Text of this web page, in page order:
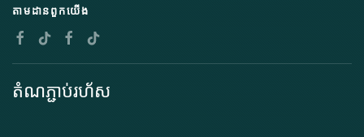
តាមដានពួកយើង
តំណភ្ជាប់រហ័ស